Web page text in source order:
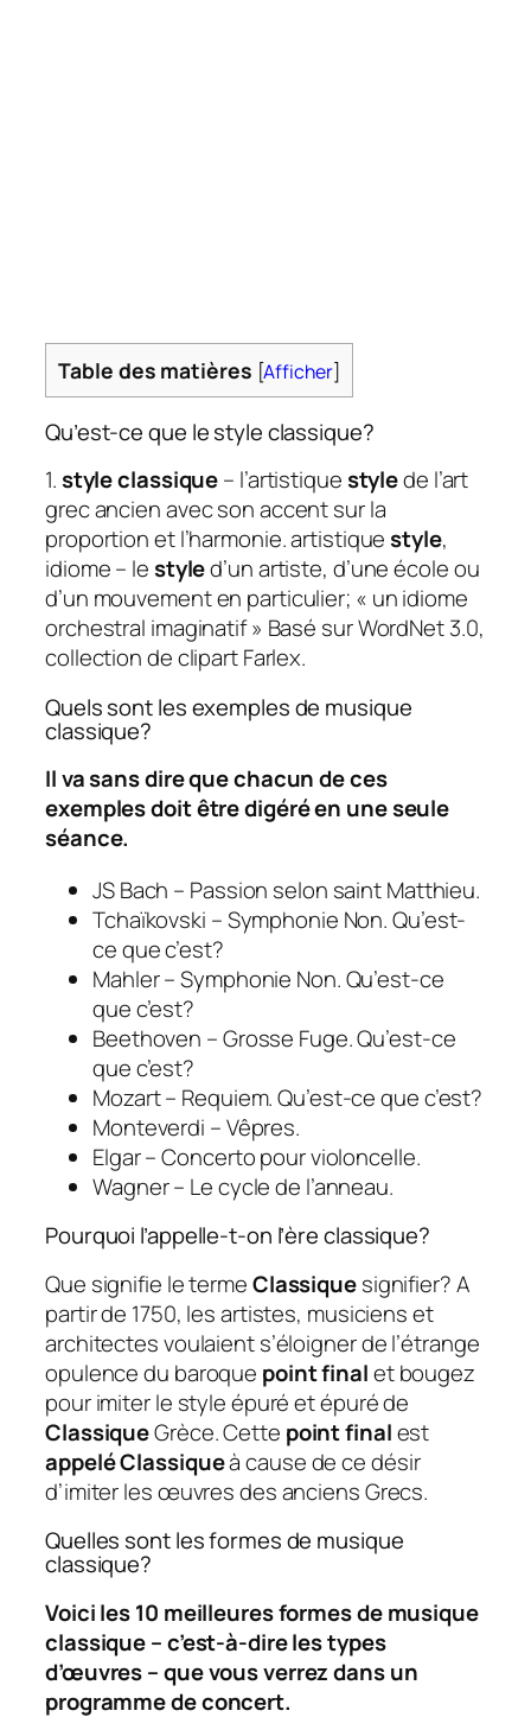
Table des matières [Afficher]
Qu’est-ce que le style classique?
1.style classique– l’artistiquestylede l’art
grec ancien avec son accent sur la
proportion et l’harmonie. artistiquestyle,
idiome – lestyled’un artiste, d’une école ou
d’un mouvement en particulier; « un idiome
orchestral imaginatif » Basé sur WordNet 3.0,
collection de clipart Farlex.
Quels sont les exemples de musique
classique?
Il va sans dire que chacun de ces
exemples doit être digéré en une seule
séance.
JS Bach – Passion selon saint Matthieu.
Tchaïkovski – Symphonie Non. Qu’est-
ce que c’est?
Mahler – Symphonie Non. Qu’est-ce
que c’est?
Beethoven – Grosse Fuge. Qu’est-ce
que c’est?
Mozart – Requiem. Qu’est-ce que c’est?
Monteverdi – Vêpres.
Elgar – Concerto pour violoncelle.
Wagner – Le cycle de l’anneau.
Pourquoi l’appelle-t-on l’ère classique?
Que signifie le termeClassiquesignifier? A
partir de 1750, les artistes, musiciens et
architectes voulaient s’éloigner de l’étrange
opulence du baroque point finalet bougez
pour imiter le style épuré et épuré de
ClassiqueGrèce. Cette point finalest
appelé Classiqueà cause de ce désir
d’imiter les œuvres des anciens Grecs.
Quelles sont les formes de musique
classique?
Voici les 10 meilleures formes de musique
classique – c’est-à-dire les types
d’œuvres – que vous verrez dans un
programme de concert.